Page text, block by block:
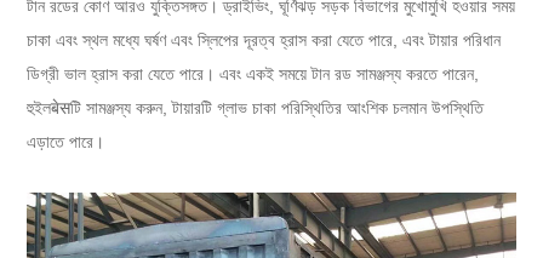
টান রডের কোণ আরও যুক্তিসঙ্গত। ড্রাইভিং, ঘূর্ণিঝড় সড়ক বিভাগের মুখোমুখি হওয়ার সময়
চাকা এবং স্থল মধ্যে ঘর্ষণ এবং স্লিপের দূরত্ব হ্রাস করা যেতে পারে, এবং টায়ার পরিধান
ডিগ্রী ভাল হ্রাস করা যেতে পারে। এবং একই সময়ে টান রড সামঞ্জস্য করতে পারেন,
হুইলबेसটি সামঞ্জস্য করুন, টায়ারটি গ্লাভ চাকা পরিস্থিতির আংশিক চলমান উপস্থিতি
এড়াতে পারে।